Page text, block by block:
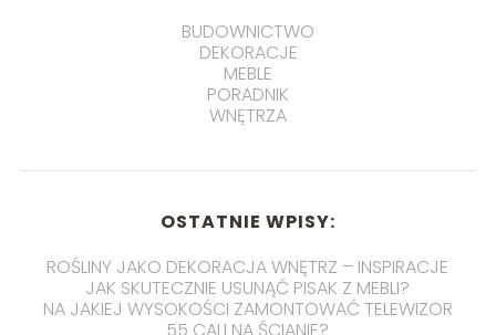
BUDOWNICTWO
DEKORACJE
MEBLE
PORADNIK
WNĘTRZA
OSTATNIE WPISY:
ROŚLINY JAKO DEKORACJA WNĘTRZ – INSPIRACJE
JAK SKUTECZNIE USUNĄĆ PISAK Z MEBLI?
NA JAKIEJ WYSOKOŚCI ZAMONTOWAĆ TELEWIZOR
55 CALI NA ŚCIANIE?